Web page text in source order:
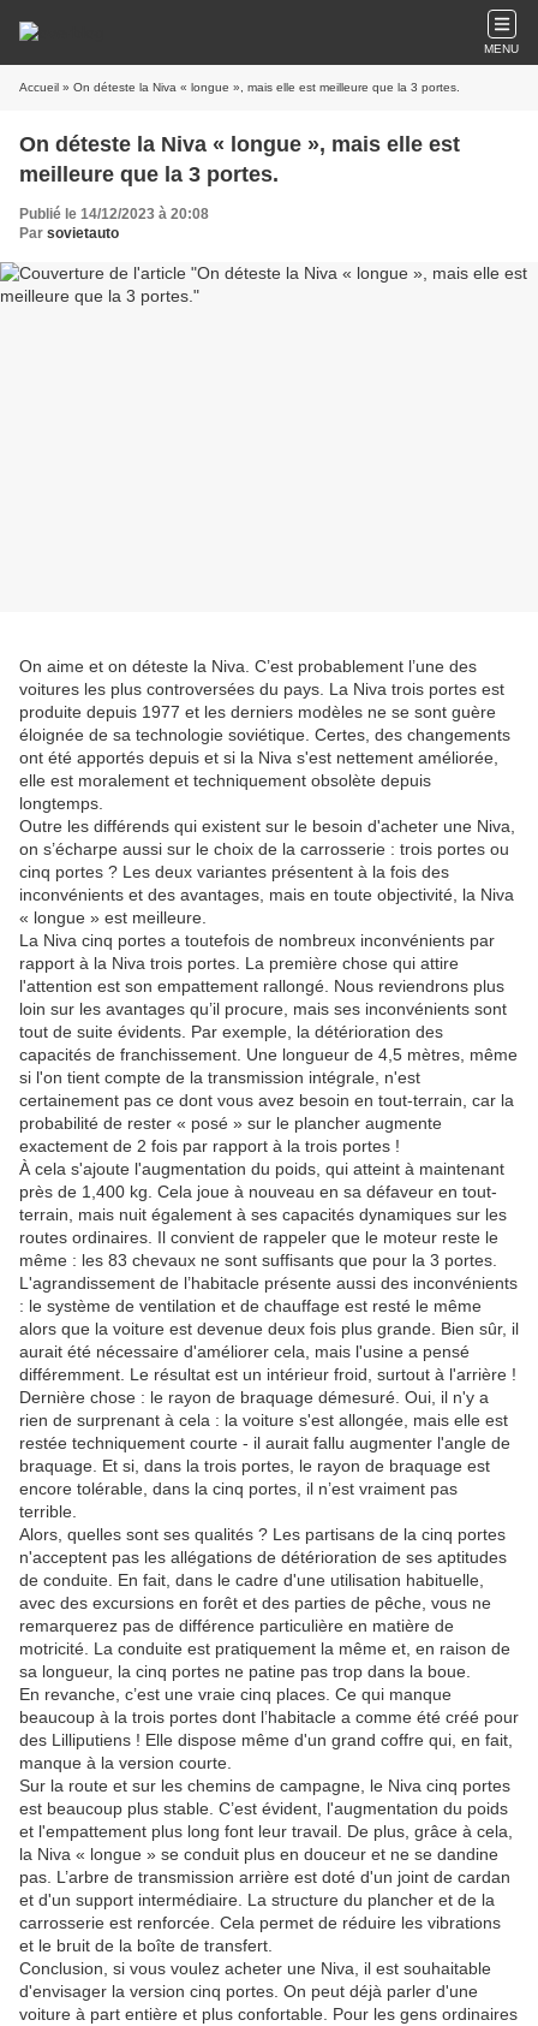
MENU
Accueil » On déteste la Niva « longue », mais elle est meilleure que la 3 portes.
On déteste la Niva « longue », mais elle est
meilleure que la 3 portes.
Publié le 14/12/2023 à 20:08
Par sovietauto
On aime et on déteste la Niva. C’est probablement l’une des
voitures les plus controversées du pays. La Niva trois portes est
produite depuis 1977 et les derniers modèles ne se sont guère
éloignée de sa technologie soviétique. Certes, des changements
ont été apportés depuis et si la Niva s'est nettement améliorée,
elle est moralement et techniquement obsolète depuis
longtemps.
Outre les différends qui existent sur le besoin d'acheter une Niva,
on s’écharpe aussi sur le choix de la carrosserie : trois portes ou
cinq portes ? Les deux variantes présentent à la fois des
inconvénients et des avantages, mais en toute objectivité, la Niva
« longue » est meilleure.
La Niva cinq portes a toutefois de nombreux inconvénients par
rapport à la Niva trois portes. La première chose qui attire
l'attention est son empattement rallongé. Nous reviendrons plus
loin sur les avantages qu’il procure, mais ses inconvénients sont
tout de suite évidents. Par exemple, la détérioration des
capacités de franchissement. Une longueur de 4,5 mètres, même
si l'on tient compte de la transmission intégrale, n'est
certainement pas ce dont vous avez besoin en tout-terrain, car la
probabilité de rester « posé » sur le plancher augmente
exactement de 2 fois par rapport à la trois portes !
À cela s'ajoute l'augmentation du poids, qui atteint à maintenant
près de 1,400 kg. Cela joue à nouveau en sa défaveur en tout-
terrain, mais nuit également à ses capacités dynamiques sur les
routes ordinaires. Il convient de rappeler que le moteur reste le
même : les 83 chevaux ne sont suffisants que pour la 3 portes.
L'agrandissement de l’habitacle présente aussi des inconvénients
: le système de ventilation et de chauffage est resté le même
alors que la voiture est devenue deux fois plus grande. Bien sûr, il
aurait été nécessaire d'améliorer cela, mais l'usine a pensé
différemment. Le résultat est un intérieur froid, surtout à l'arrière !
Dernière chose : le rayon de braquage démesuré. Oui, il n'y a
rien de surprenant à cela : la voiture s'est allongée, mais elle est
restée techniquement courte - il aurait fallu augmenter l'angle de
braquage. Et si, dans la trois portes, le rayon de braquage est
encore tolérable, dans la cinq portes, il n’est vraiment pas
terrible.
Alors, quelles sont ses qualités ? Les partisans de la cinq portes
n'acceptent pas les allégations de détérioration de ses aptitudes
de conduite. En fait, dans le cadre d'une utilisation habituelle,
avec des excursions en forêt et des parties de pêche, vous ne
remarquerez pas de différence particulière en matière de
motricité. La conduite est pratiquement la même et, en raison de
sa longueur, la cinq portes ne patine pas trop dans la boue.
En revanche, c’est une vraie cinq places. Ce qui manque
beaucoup à la trois portes dont l’habitacle a comme été créé pour
des Lilliputiens ! Elle dispose même d'un grand coffre qui, en fait,
manque à la version courte.
Sur la route et sur les chemins de campagne, le Niva cinq portes
est beaucoup plus stable. C’est évident, l'augmentation du poids
et l'empattement plus long font leur travail. De plus, grâce à cela,
la Niva « longue » se conduit plus en douceur et ne se dandine
pas. L’arbre de transmission arrière est doté d'un joint de cardan
et d'un support intermédiaire. La structure du plancher et de la
carrosserie est renforcée. Cela permet de réduire les vibrations
et le bruit de la boîte de transfert.
Conclusion, si vous voulez acheter une Niva, il est souhaitable
d'envisager la version cinq portes. On peut déjà parler d'une
voiture à part entière et plus confortable. Pour les gens ordinaires